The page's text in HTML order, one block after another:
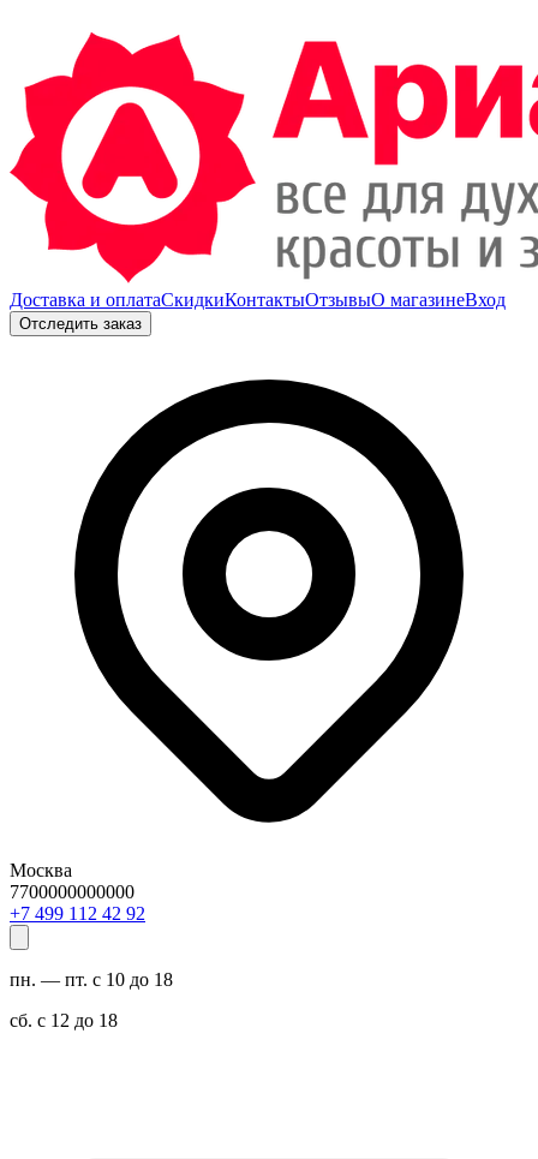
Доставка и оплатаСкидкиКонтактыОтзывыО магазинеВход
Отследить заказ
Москва
7700000000000
29 24 211 994 7+
пн. — пт. с 10 до 18
сб. с 12 до 18